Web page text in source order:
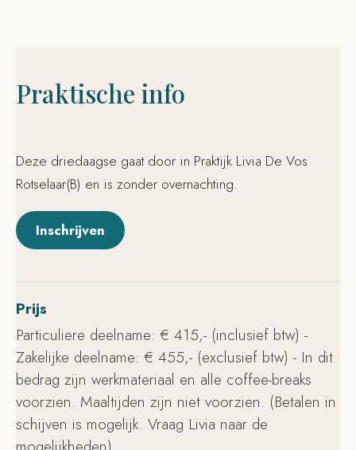
Praktische info
Deze driedaagse gaat door in Praktijk Livia De Vos
Rotselaar(B) en is zonder overnachting.
Inschrijven
Prijs
Particuliere deelname: € 415,- (inclusief btw) -
Zakelijke deelname: € 455,- (exclusief btw) - In dit
bedrag zijn werkmateriaal en alle coffee-breaks
voorzien. Maaltijden zijn niet voorzien. (Betalen in
schijven is mogelijk. Vraag Livia naar de